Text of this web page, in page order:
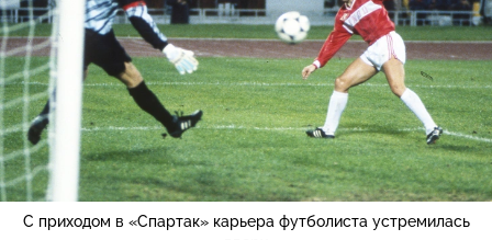
С приходом в «Спартак» карьера футболиста устремилась